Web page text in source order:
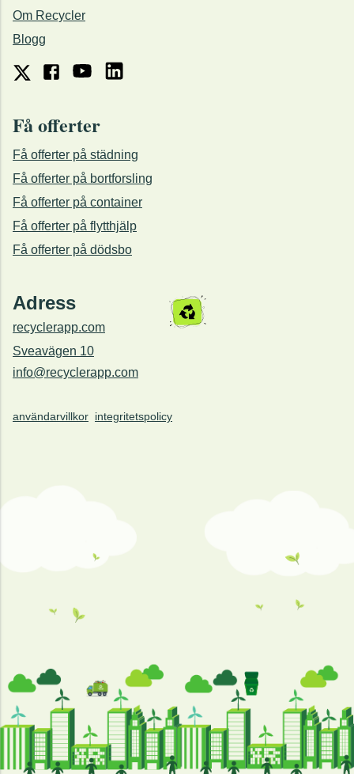
Om Recycler
Blogg
Få offerter
Få offerter på städning
Få offerter på bortforsling
Få offerter på container
Få offerter på flytthjälp
Få offerter på dödsbo
Adress
recyclerapp.com
Sveavägen 10
info@recyclerapp.com
användarvillkor integritetspolicy